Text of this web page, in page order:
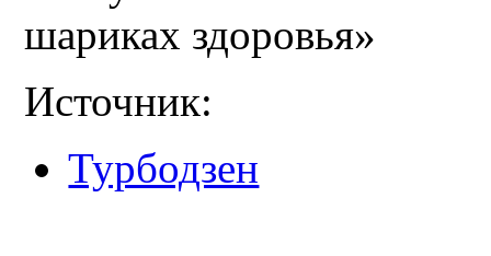
шариках здоровья»
Источник:
Турбодзен